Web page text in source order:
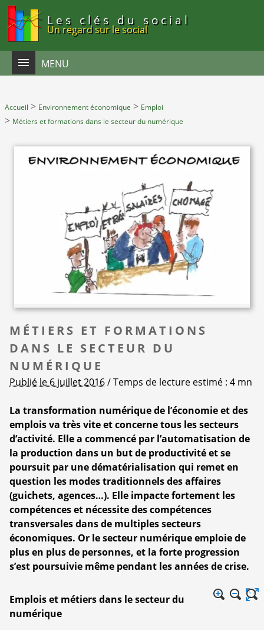
Les clés du social
Un regard sur le social
MENU
Accueil > Environnement économique > Emploi
> Métiers et formations dans le secteur du numérique
MÉTIERS ET FORMATIONS
DANS LE SECTEUR DU
NUMÉRIQUE
Publié le 6 juillet 2016/ Temps de lecture estimé : 4 mn
La transformation numérique de l’économie et des
emplois va très vite et concerne tous les secteurs
d’activité. Elle a commencé par l’automatisation de
la production dans un but de productivité et se
poursuit par une dématérialisation qui remet en
question les modes traditionnels des affaires
(guichets, agences…). Elle impacte fortement les
compétences et nécessite des compétences
transversales dans de multiples secteurs
économiques. Or le secteur numérique emploie de
plus en plus de personnes, et la forte progression
s’est poursuivie même pendant les années de crise.
Emplois et métiers dans le secteur du
numérique
Panneau de gestion des cookies